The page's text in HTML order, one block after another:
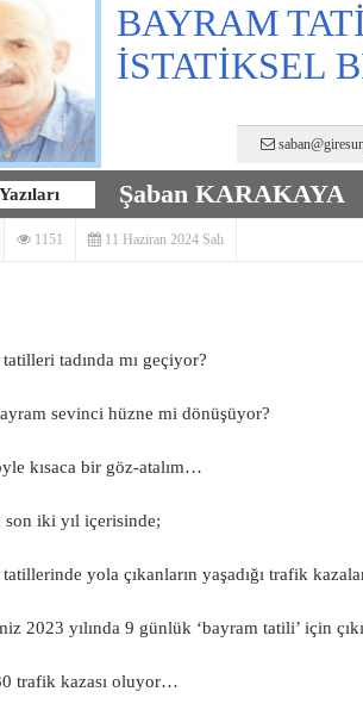
COŞTURDU
Şaban KARAKAYA
BAYRAM
İSTATİKSEL
1151 11 Haziran 2024 Salı
tadında mı geçiyor?
sevinci hüzne mi dönüşüyor?
kısaca bir göz-atalım…
son iki yıl içerisinde;
yola çıkanların yaşadığı trafik
2023 yılında 9 günlük ‘bayram tatili’ için
trafik kazası oluyor…